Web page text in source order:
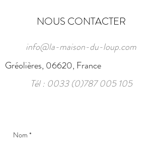
NOUS CONTACTER
info@la-maison-du-loup.com
Gréolières, 06620, France
Tél : 0033 (0)787 005 105